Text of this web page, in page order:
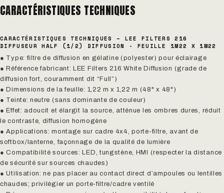
CARACTÉRISTIQUES TECHNIQUES
CARACTÉRISTIQUES TECHNIQUES – LEE FILTERS 216
DIFFUSEUR HALF (1/2) DIFFUSION - FEUILLE 1M22 X 1M22
● Type: filtre de diffusion en gélatine (polyester) pour éclairage
● Référence fabricant: LEE Filters 216 White Diffusion (grade de
diffusion fort, couramment dit “Full”)
● Dimensions de la feuille: 1,22 m x 1,22 m (48" x 48")
● Teinte: neutre (sans dominante de couleur)
● Effet: adoucit et élargit la source, atténue les ombres dures, réduit
le contraste, diffusion homogène
● Applications: montage sur cadre 4x4, porte-filtre, avant de
softbox/lanterne, façonnage de la qualité de lumière
● Compatibilité sources: LED, tungstène, HMI (respecter la distance
de sécurité sur sources chaudes)
● Utilisation: ne pas placer au contact direct d’ampoules ou lentilles
chaudes; privilégier un porte-filtre/cadre ventilé